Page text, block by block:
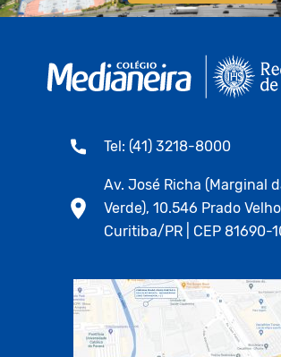
Tel: (41) 3218-8000
Av. José Richa (Marginal
Verde), 10.546 Prado Velho |
Curitiba/PR | CEP 81690-